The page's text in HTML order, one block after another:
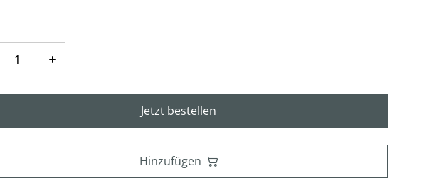
Jetzt bestellen
Hinzufügen